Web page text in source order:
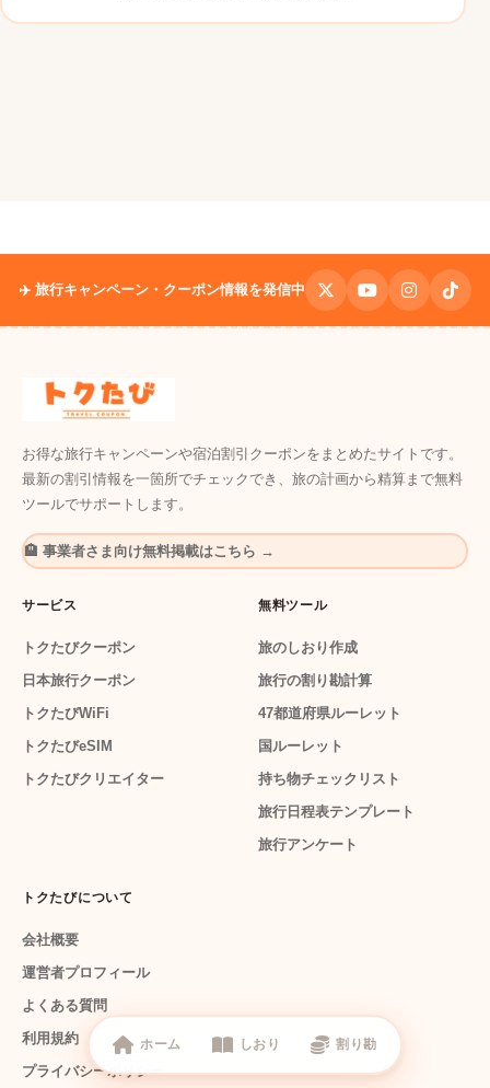
✈️ 旅行キャンペーン・クーポン情報を発信中
お得な旅行キャンペーンや宿泊割引クーポンをまとめたサイトです。
最新の割引情報を一箇所でチェックでき、旅の計画から精算まで無料
ツールでサポートします。
🏨 事業者さま向け無料掲載はこちら →
サービス
トクたびクーポン
日本旅行クーポン
トクたびWiFi
トクたびeSIM
トクたびクリエイター
無料ツール
旅のしおり作成
旅行の割り勘計算
47都道府県ルーレット
国ルーレット
持ち物チェックリスト
旅行日程表テンプレート
旅行アンケート
トクたびについて
会社概要
運営者プロフィール
よくある質問
利用規約
プライバシーポリシー
ホーム しおり 割り勘